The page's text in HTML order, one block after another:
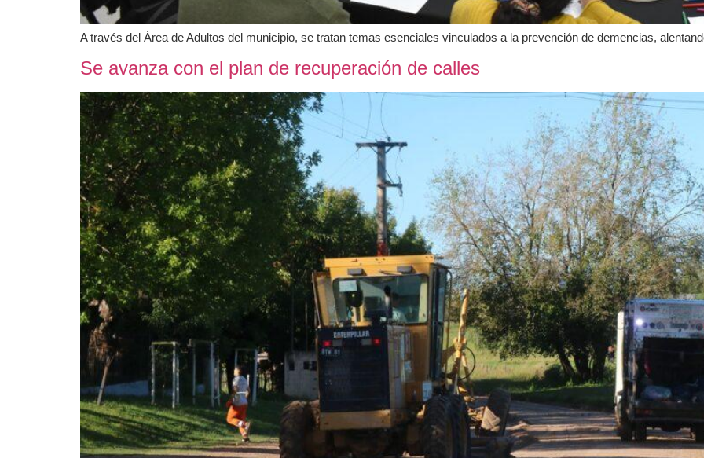
A través del Área de Adultos del municipio, se tratan temas esenciales vinculados a la prevención de demencias,
Se avanza con el plan de recuperación de calles